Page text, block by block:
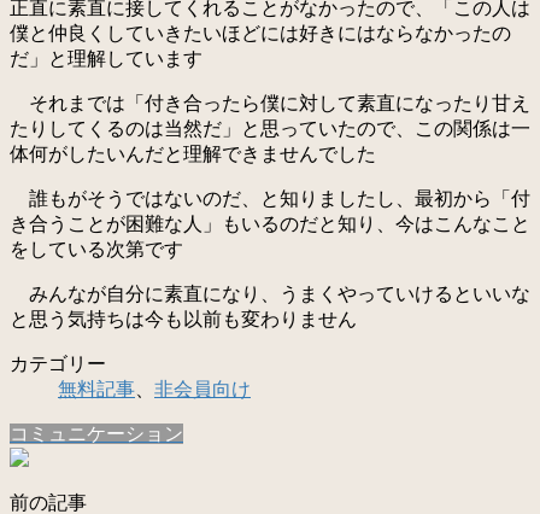
正直に素直に接してくれることがなかったので、「この人は
僕と仲良くしていきたいほどには好きにはならなかったの
だ」と理解しています
それまでは「付き合ったら僕に対して素直になったり甘え
たりしてくるのは当然だ」と思っていたので、この関係は一
体何がしたいんだと理解できませんでした
誰もがそうではないのだ、と知りましたし、最初から「付
き合うことが困難な人」もいるのだと知り、今はこんなこと
をしている次第です
みんなが自分に素直になり、うまくやっていけるといいな
と思う気持ちは今も以前も変わりません
カテゴリー
無料記事
非会員向け
コミュニケーション
前の記事